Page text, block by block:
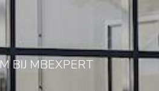
BIJ MBEXPERT